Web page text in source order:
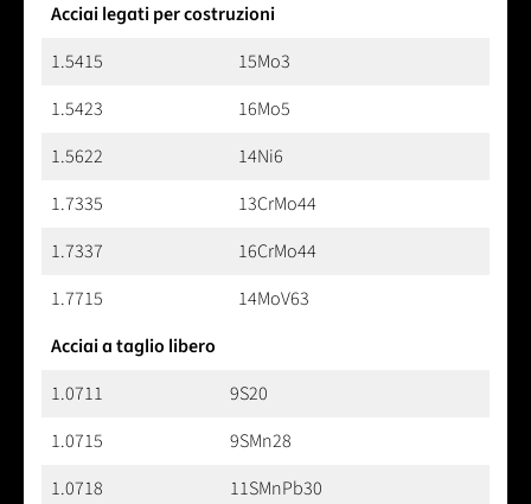
Acciai legati per costruzioni
1.5415
15Mo3
1.5423
16Mo5
1.5622
14Ni6
1.7335
13CrMo44
1.7337
16CrMo44
1.7715
14MoV63
Acciai a taglio libero
1.0711
9S20
1.0715
9SMn28
1.0718
11SMnPb30